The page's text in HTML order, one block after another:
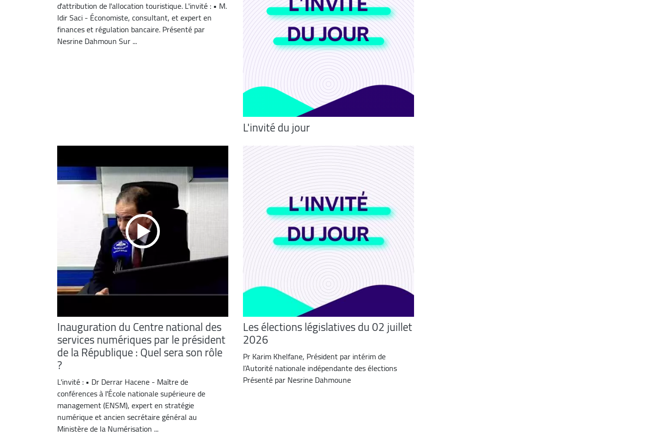
d'attribution de l'allocation touristique. L'invité : • M.
Idir Saci - Économiste, consultant, et expert en
finances et régulation bancaire. Présenté par
Nesrine Dahmoun Sur ...
L'invité du jour
Inauguration du Centre national des
services numériques par le président
de la République : Quel sera son rôle
?
L'invité : • Dr Derrar Hacene - Maître de
conférences à l'École nationale supérieure de
management (ENSM), expert en stratégie
numérique et ancien secrétaire général au
Ministère de la Numérisation ...
Les élections législatives du 02 juillet
2026
Pr Karim Khelfane, Président par intérim de
l’Autorité nationale indépendante des élections
Présenté par Nesrine Dahmoune